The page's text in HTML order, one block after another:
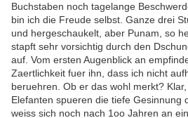
Buchstaben noch tagelange
bin ich die Freude selbst. Ganze drei
und hergeschaukelt, aber Punam, so
stapft sehr vorsichtig durch den
auf. Vom ersten Augenblick an
Zaertlichkeit fuer ihn, dass ich nicht
beruehren. Ob er das wohl merkt?
Elefanten spueren die tiefe Gesinnung
weiss sich noch nach 1oo Jahren an